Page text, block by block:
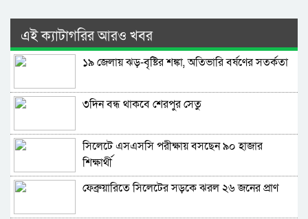
এই ক্যাটাগরির আরও খবর
১৯ জেলায় ঝড়-বৃষ্টির শঙ্কা, অতিভারি বর্ষণের সতর্কতা
৩দিন বন্ধ থাকবে শেরপুর সেতু
সিলেটে এসএসসি পরীক্ষায় বসছেন ৯০ হাজার
শিক্ষার্থী
ফেব্রুয়ারিতে সিলেটের সড়কে ঝরল ২৬ জনের প্রাণ